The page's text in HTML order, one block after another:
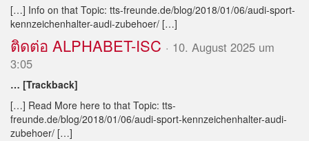
[…] Info on that Topic: tts-freunde.de/blog/2018/01/06/audi-sport-
kennzeichenhalter-audi-zubehoer/ […]
ติดต่อ ALPHABET-ISC · 10. August 2025 um
3:05
… [Trackback]
[…] Read More here to that Topic: tts-
freunde.de/blog/2018/01/06/audi-sport-kennzeichenhalter-audi-
zubehoer/ […]